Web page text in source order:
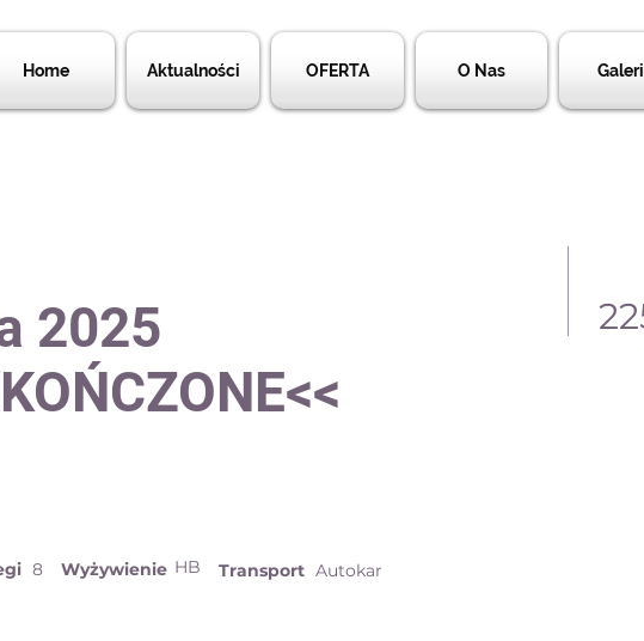
Home Aktualności OFERTA O Nas
2025
8 HB Transport
Wyżywienie Autokar